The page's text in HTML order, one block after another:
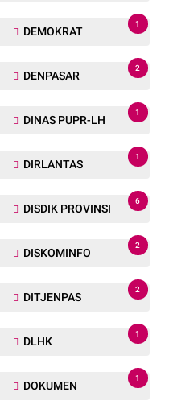
DEMOKRAT
1
DENPASAR
2
DINAS PUPR-LH
1
DIRLANTAS
1
DISDIK PROVINSI
6
DISKOMINFO
2
DITJENPAS
2
DLHK
1
DOKUMEN
1